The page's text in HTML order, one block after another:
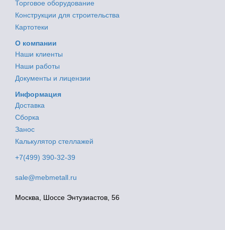
Торговое оборудование
Конструкции для строительства
Картотеки
О компании
Наши клиенты
Наши работы
Документы и лицензии
Информация
Доставка
Сборка
Занос
Калькулятор стеллажей
+7(499) 390-32-39
sale@mebmetall.ru
Москва, Шоссе Энтузиастов, 56